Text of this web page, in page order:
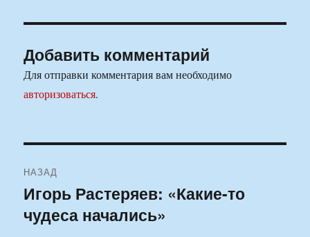
Добавить комментарий
Для отправки комментария вам необходимо
авторизоваться.
по
записям
НАЗАД
Предыдущая
запись:
Игорь Растеряев: «Какие-то
чудеса начались»